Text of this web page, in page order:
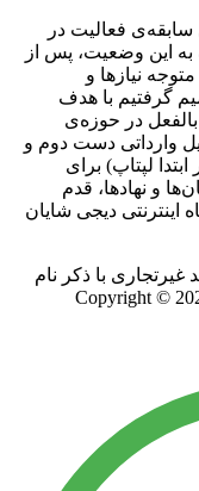
با تکیه بر بیش از10 سال سابقه‌ی فعالیت در
به این وضعیت، پس از
نیازها و
گرفتیم با هدف
در حوزه‌ی
وارداتی دست دوم و
لپتاپ) برای
و نهادها، قدم
اینترنتی دیجی شایان
با ذکر نام